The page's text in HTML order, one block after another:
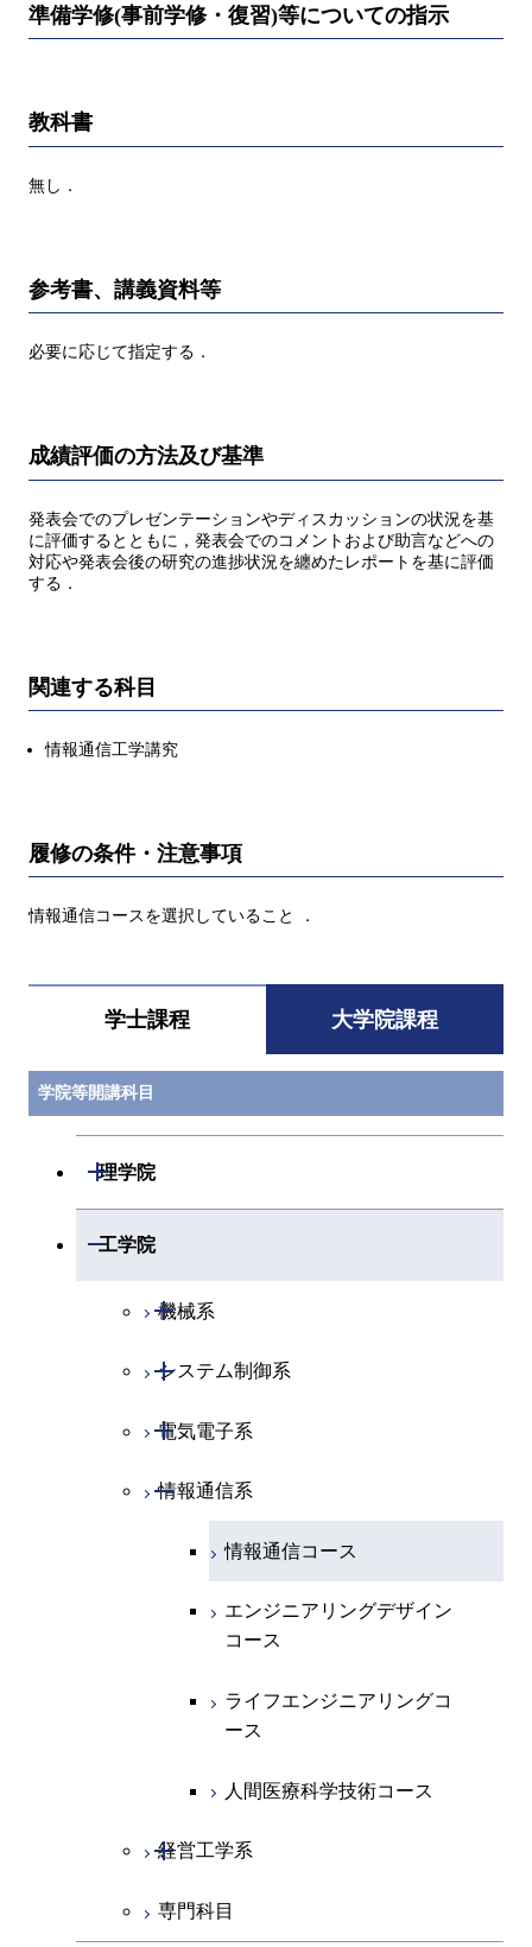
準備学修(事前学修・復習)等についての指示
教科書
無し．
参考書、講義資料等
必要に応じて指定する．
成績評価の方法及び基準
発表会でのプレゼンテーションやディスカッションの状況を基
に評価するとともに，発表会でのコメントおよび助言などへの
対応や発表会後の研究の進捗状況を纏めたレポートを基に評価
する．
関連する科目
情報通信工学講究
履修の条件・注意事項
情報通信コースを選択していること ．
学士課程 大学院課程
学院等開講科目
理学院
開閉
物理学系
物理学コース
物質・情報卓越コース
化学系
化学コース
エネルギーコース
エネルギー・情報コース
物質・情報卓越コース
地球惑星科学系
地球惑星科学コース
地球生命コース
専門科目
工学院
開閉
機械系
開閉
機械コース
エネルギーコース
エネルギー・情報コース
エンジニアリングデザイン
ライフエンジニアリングコ
原子核工学コース
人間医療科学技術コース
システム制御系
開閉
システム制御コース
エンジニアリングデザイン
電気電子系
開閉
電気電子コース
エネルギーコース
エネルギー・情報コース
ース
情報通信系
開閉
情報通信コース
エンジニアリングデザイン
コース
ライフエンジニアリングコ
ース
人間医療科学技術コース
経営工学系
開閉
経営工学コース
専門科目